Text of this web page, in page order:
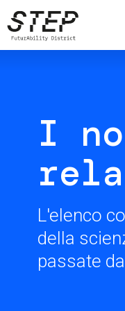
Salta
al
contenuto
I
L'elenco
della
passate da